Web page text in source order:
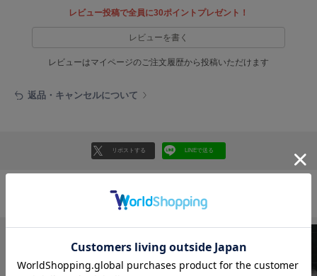
gelato pique
ジェラート ピケ キャットアンドドッグ
グラミチ
レビュー投稿で全員に30ポイントプレゼント！
レビューを書く
レビューはマイページのご注文履歴から投稿いただけます
返品・キャンセルについて
リポストする LINEで送る